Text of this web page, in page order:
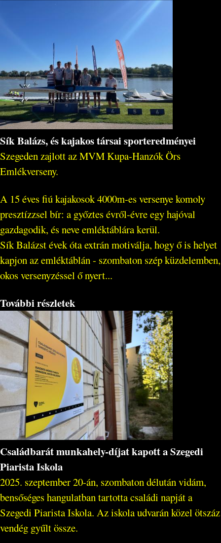
Sík Balázs, és kajakos társai sporteredményei
Szegeden zajlott az MVM Kupa-Hanzók Örs
Emlékverseny.
A 15 éves fiú kajakosok 4000m-es versenye komoly
presztízzsel bír: a győztes évről-évre egy hajóval
gazdagodik, és neve emléktáblára kerül.
Sík Balázst évek óta extrán motiválja, hogy ő is helyet
kapjon az emléktáblán - szombaton szép küzdelemben,
okos versenyzéssel ő nyert...
További részletek
Családbarát munkahely-díjat kapott a Szegedi
Piarista Iskola
2025. szeptember 20-án, szombaton délután vidám,
bensőséges hangulatban tartotta családi napját a
Szegedi Piarista Iskola. Az iskola udvarán közel ötszáz
vendég gyűlt össze.